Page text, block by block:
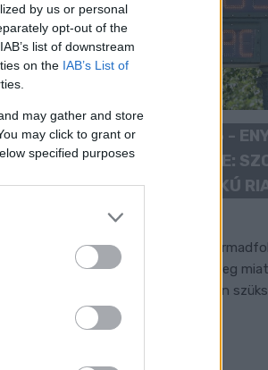
by us or personal
opt-out of the
list of downstream
on the IAB’s List of
may gather and store
may click to grant or
specified purposes
KÁNIKULA 2026 -
DE MÉG NINCS VÉGE:
“CSAK” MÁSODFOKÚ
ÉRVÉNYBEN
A július vége óta tartó
mérséklik, de a tartós meleg
fokozott óvatosságra van